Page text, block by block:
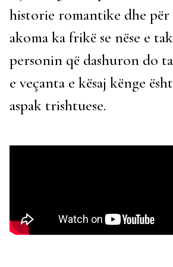
historie romantike dhe për
akoma ka frikë se nëse e
personin që dashuron do
e veçanta e kësaj kënge
aspak trishtuese.